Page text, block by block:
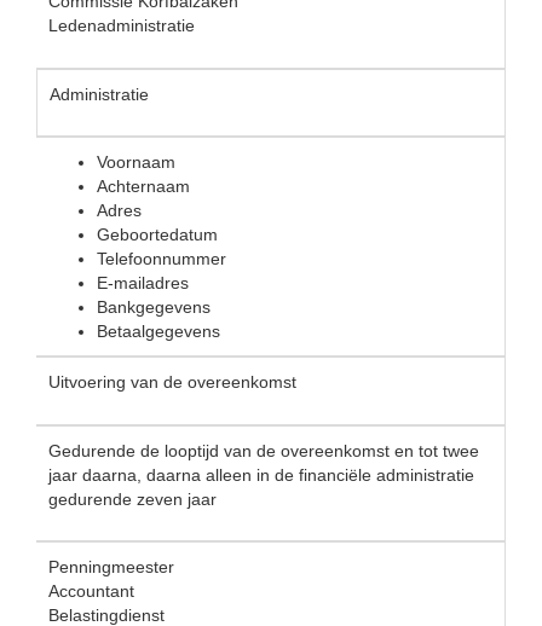
Ledenadministratie
Administratie
Voornaam
Achternaam
Adres
Geboortedatum
Telefoonnummer
E-mailadres
Bankgegevens
Betaalgegevens
Uitvoering van de overeenkomst
Gedurende de looptijd van de overeenkomst en tot twee
jaar daarna, daarna alleen in de financiële administratie
gedurende zeven jaar
Penningmeester
Accountant
Belastingdienst